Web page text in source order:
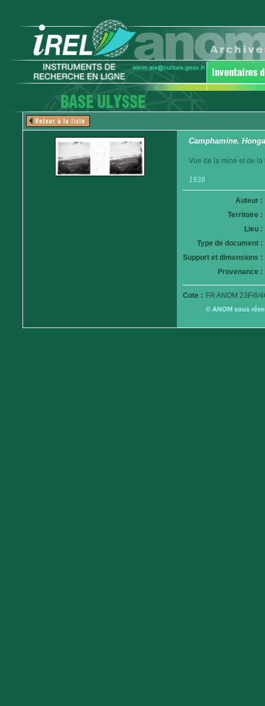
Camphamine.
Vue de la mine et de la
1938
Auteur :
Territoire :
Lieu :
Type de document :
Support et dimensions :
Provenance :
Cote : FR ANOM 23Fi6/
© ANOM sous